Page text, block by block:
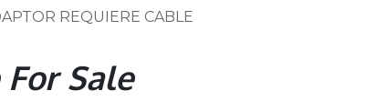
REQUIERE CABLE
Sale